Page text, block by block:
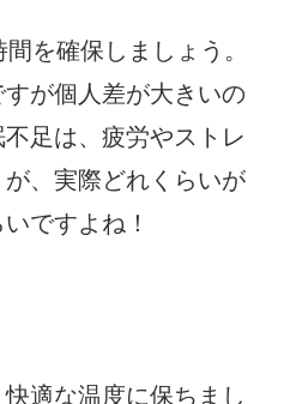
を確保しましょう。
が個人差が大きいの
足は、疲労やストレ
、実際どれくらいが
ですよね！
適な温度に保ちまし